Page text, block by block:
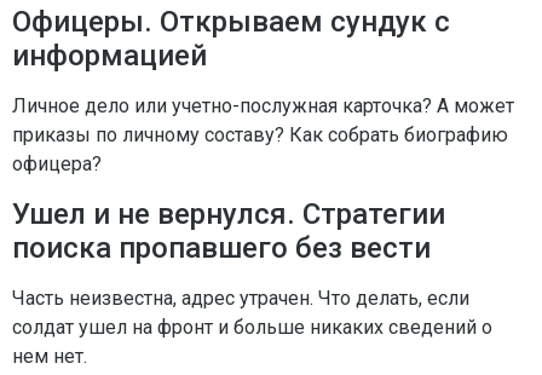
Офицеры. Открываем сундук с
информацией
Личное дело или учетно-послужная карточка? А может
приказы по личному составу? Как собрать биографию
офицера?
Ушел и не вернулся. Стратегии
поиска пропавшего без вести
Часть неизвестна, адрес утрачен. Что делать, если
солдат ушел на фронт и больше никаких сведений о
нем нет.